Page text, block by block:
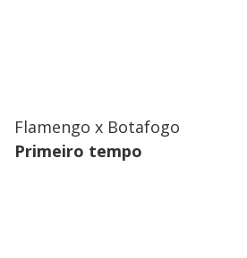
Flamengo x Botafogo
Primeiro tempo